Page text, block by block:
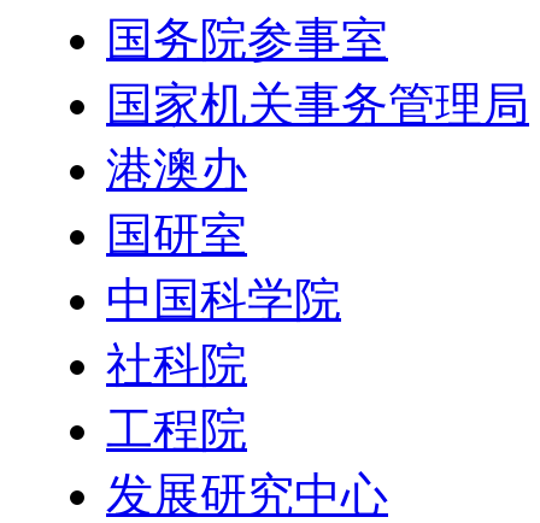
国务院参事室
国家机关事务管理局
港澳办
国研室
中国科学院
社科院
工程院
发展研究中心